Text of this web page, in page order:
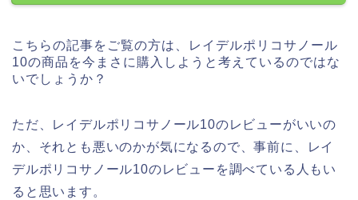
こちらの記事をご覧の方は、レイデルポリコサノール
10の商品を今まさに購入しようと考えているのではな
いでしょうか？
ただ、レイデルポリコサノール10のレビューがいいの
か、それとも悪いのかが気になるので、事前に、レイ
デルポリコサノール10のレビューを調べている人もい
ると思います。